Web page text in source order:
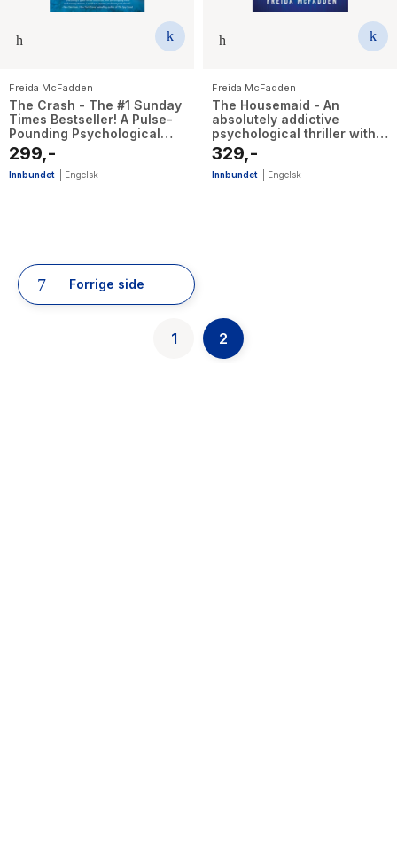
Freida McFadden
The Crash - The #1 Sunday
Times Bestseller! A Pulse-
Pounding Psychological
Thriller from the Author of
the Housemaid is Watching
299,-
Innbundet Engelsk
Freida McFadden
The Housemaid - An
absolutely addictive
psychological thriller with a
jaw-dropping twist
329,-
Innbundet Engelsk
results
have
been
Forrige side
1 2